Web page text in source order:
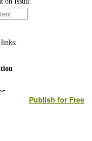
Publish for Free